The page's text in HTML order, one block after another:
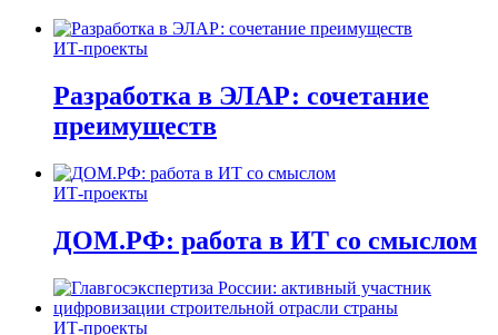
ИТ-проекты
Разработка в ЭЛАР: сочетание
преимуществ
ИТ-проекты
ДОМ.РФ: работа в ИТ со смыслом
ИТ-проекты